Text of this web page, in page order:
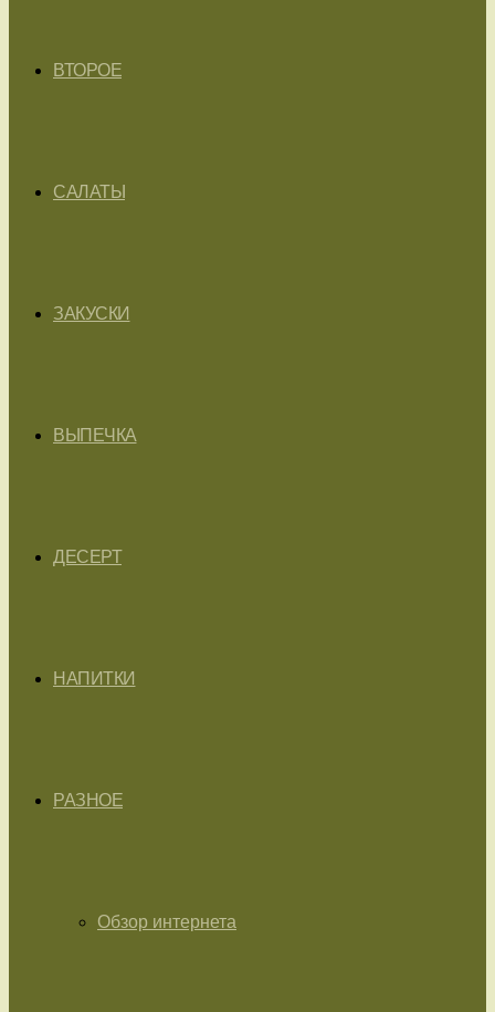
ВТОРОЕ
САЛАТЫ
ЗАКУСКИ
ВЫПЕЧКА
ДЕСЕРТ
НАПИТКИ
РАЗНОЕ
Обзор интернета